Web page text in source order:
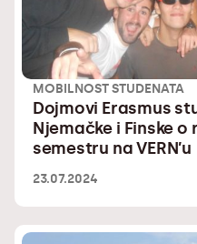
MOBILNOST STUDENATA
Dojmovi Erasmus
Njemačke i Finske o
semestru na VERN’u
23.07.2024